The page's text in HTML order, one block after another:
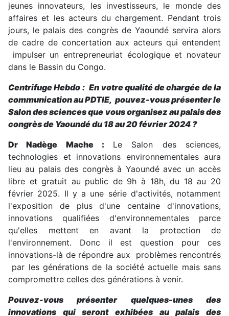
jeunes innovateurs, les investisseurs, le monde des
affaires et les acteurs du chargement. Pendant trois
jours, le palais des congrès de Yaoundé servira alors
de cadre de concertation aux acteurs qui entendent
impulser un entrepreneuriat écologique et novateur
dans le Bassin du Congo.
Centrifuge Hebdo : En votre qualité de chargée de la
communication au PDTIE, pouvez-vous présenter le
Salon des sciences que vous organisez au palais des
congrès de Yaoundé du 18 au 20 février 2024 ?
Dr Nadège Mache : Le Salon des sciences,
technologies et innovations environnementales aura
lieu au palais des congrès à Yaoundé avec un accès
libre et gratuit au public de 9h à 18h, du 18 au 20
février 2025. Il y a une série d'activités, notamment
l'exposition de plus d'une centaine d'innovations,
innovations qualifiées d'environnementales parce
qu'elles mettent en avant la protection de
l'environnement. Donc il est question pour ces
innovations-là de répondre aux problèmes rencontrés
par les générations de la société actuelle mais sans
compromettre celles des générations à venir.
Pouvez-vous présenter quelques-unes des
innovations qui seront exhibées au palais des